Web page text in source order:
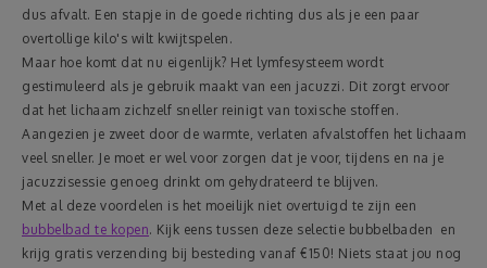
dus afvalt. Een stapje in de goede richting dus als je een paar
overtollige kilo's wilt kwijtspelen.
Maar hoe komt dat nu eigenlijk? Het lymfesysteem wordt
gestimuleerd als je gebruik maakt van een jacuzzi. Dit zorgt ervoor
dat het lichaam zichzelf sneller reinigt van toxische stoffen.
Aangezien je zweet door de warmte, verlaten afvalstoffen het lichaam
veel sneller. Je moet er wel voor zorgen dat je voor, tijdens en na je
jacuzzisessie genoeg drinkt om gehydrateerd te blijven.
Met al deze voordelen is het moeilijk niet overtuigd te zijn een
bubbelbad te kopen. Kijk eens tussen deze selectie bubbelbaden en
krijg gratis verzending bij besteding vanaf €150! Niets staat jou nog